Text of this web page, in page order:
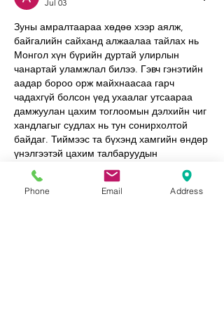
Jul 03
Зуны амралтаараа хөдөө хээр аялж,
байгалийн сайханд алжаалаа тайлах нь
Монгол хүн бүрийн дуртай улирлын
чанартай уламжлал билээ. Гэвч гэнэтийн
аадар бороо орж майхнаасаа гарч
чадахгүй болсон үед ухаалаг утсаараа
дамжуулан цахим тоглоомын дэлхийн чиг
хандлагыг судлах нь тун сонирхолтой
байдаг. Тиймээс та бүхэнд хамгийн өндөр
үнэлгээтэй цахим талбаруудын
жагсаалтыг агуулсан https://mightytips-
mn.com/online-casinos/ линкийг хуваалцаж
байна. Та ер нь майханд суухдаа юу
Phone Email Address